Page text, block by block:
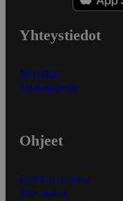
Yhteystiedot
Myymälät
Asiakaspalvelu
Ohjeet
Ensitilaajan ohjeet
Näin maksat